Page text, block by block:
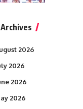
Archives
2026
2026
2026
2026